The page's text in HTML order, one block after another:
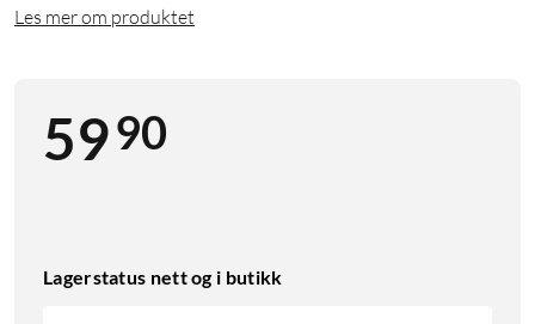
Les mer om produktet
5990
Lagerstatus nett og i butikk